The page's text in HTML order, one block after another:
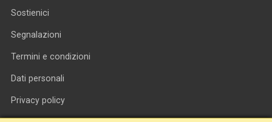
Sostienici
Segnalazioni
Termini e condizioni
Dati personali
Privacy policy